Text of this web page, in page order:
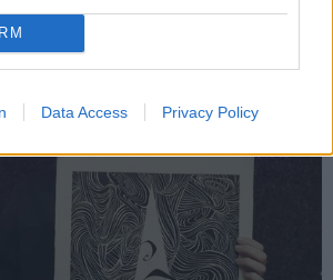
Data Access Privacy Policy